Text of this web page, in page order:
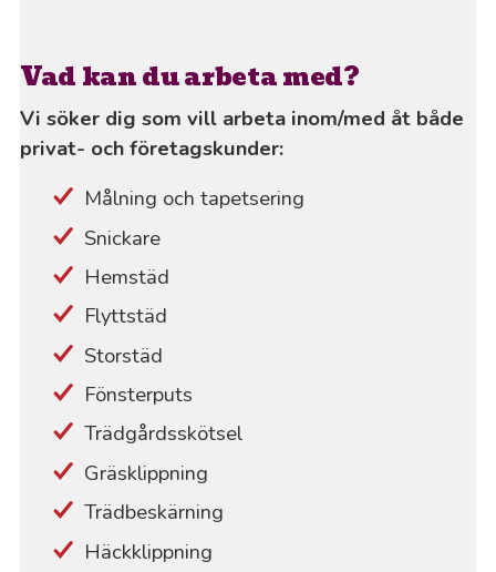
Vad kan du arbeta med?
Vi söker dig som vill arbeta inom/med åt både
privat- och företagskunder:
Målning och tapetsering
Snickare
Hemstäd
Flyttstäd
Storstäd
Fönsterputs
Trädgårdsskötsel
Gräsklippning
Trädbeskärning
Häckklippning